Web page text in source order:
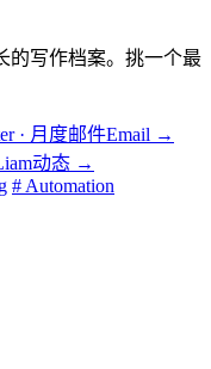
的写作档案。挑一个最
· 月度邮件Email →
动态 →
# Automation